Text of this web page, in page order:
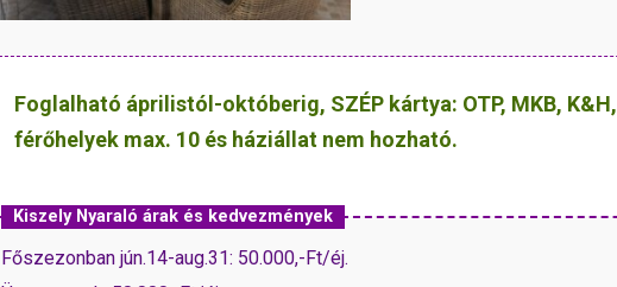
Foglalható áprilistól-októberig, SZÉP kártya: OTP, MKB, K&H,
férőhelyek max. 10 és háziállat nem hozható.
Kiszely Nyaraló árak és kedvezmények
Főszezonban jún.14-aug.31: 50.000,-Ft/éj.